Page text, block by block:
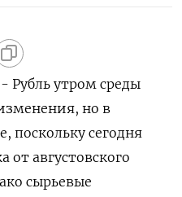
Рубль утром среды
но в
поскольку сегодня
от августовского
сырьевые